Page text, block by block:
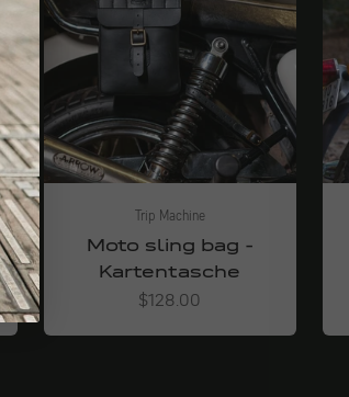
Trip Machine
Moto sling bag -
Kartentasche
Angebot
$128.00